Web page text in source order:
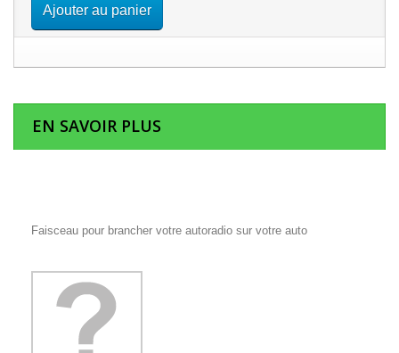
Ajouter au panier
EN SAVOIR PLUS
Faisceau pour brancher votre autoradio sur votre auto